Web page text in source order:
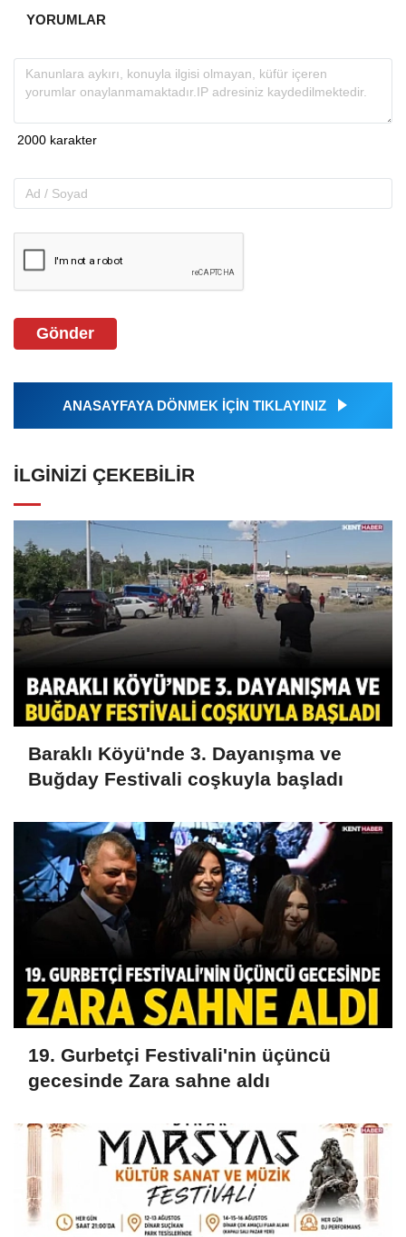
YORUMLAR
Gönder
ANASAYFAYA DÖNMEK İÇİN TIKLAYINIZ
İLGINIZI ÇEKEBILIR
Baraklı Köyü'nde 3. Dayanışma ve
Buğday Festivali coşkuyla başladı
19. Gurbetçi Festivali'nin üçüncü
gecesinde Zara sahne aldı